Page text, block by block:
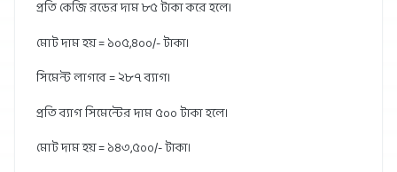
প্রতি কেজি রডের দাম ৮৫ টাকা করে হলে।
মোট দাম হয় = ১০৫,৪০০/- টাকা।
সিমেন্ট লাগবে = ২৮৭ ব্যাগ।
প্রতি ব্যাগ সিমেন্টের দাম ৫০০ টাকা হলে।
মোট দাম হয় = ১৪৩,৫০০/- টাকা।